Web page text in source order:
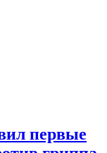
первые